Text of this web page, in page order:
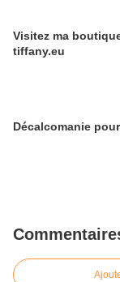
Visitez ma boutique
tiffany.eu
Décalcomanie